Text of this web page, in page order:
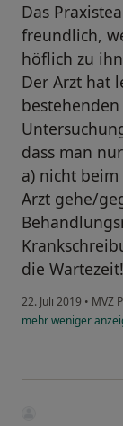
Das
freundlich,
höflich zu
Der Arzt hat
dass man
a) nicht
Arzt gehe/
die Wartezeit!
22. Juli 2019 • MVZ
mehrweniger